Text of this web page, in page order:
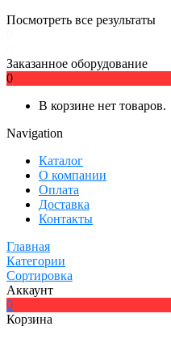
Посмотреть все результаты
Заказанное оборудование
0
В корзине нет товаров.
Navigation
Каталог
О компании
Оплата
Доставка
Контакты
Главная
Категории
Сортировка
Аккаунт
0
Корзина